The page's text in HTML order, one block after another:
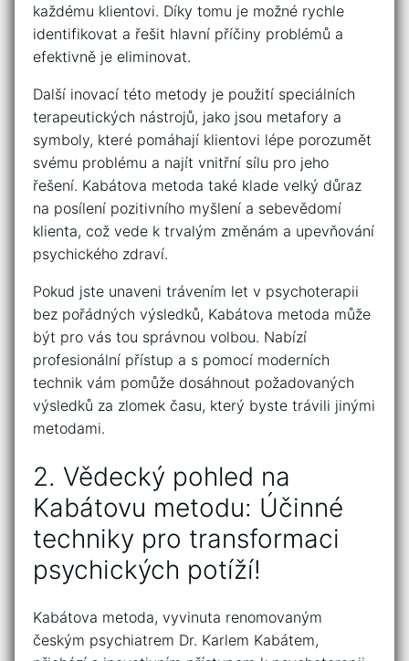
každému klientovi. Díky tomu je možné rychle‍
identifikovat a řešit hlavní příčiny ⁤problémů a
efektivně je eliminovat.
Další inovací této metody je použití speciálních
terapeutických⁤ nástrojů, jako jsou‌ metafory a
symboly, které pomáhají⁤ klientovi lépe porozumět
svému problému a najít vnitřní sílu‌ pro jeho
řešení. ‌Kabátova metoda také klade velký⁤ důraz
na posílení pozitivního myšlení‌ a sebevědomí
klienta, což vede k ⁢trvalým změnám a‍ upevňování
psychického zdraví.
Pokud jste unaveni trávením let v ​psychoterapii ​
bez pořádných výsledků, Kabátova metoda může
být pro ⁣vás tou správnou volbou. Nabízí
profesionální přístup a s ‍pomocí moderních
technik vám pomůže dosáhnout​ požadovaných​
výsledků za zlomek času, který byste trávili⁤ jinými
metodami.
2. Vědecký⁢ pohled na
Kabátovu metodu:⁣ Účinné
techniky ⁢pro transformaci
psychických⁣ potíží!
Kabátova metoda, vyvinuta renomovaným
českým ⁣psychiatrem Dr.⁢ Karlem Kabátem, ​